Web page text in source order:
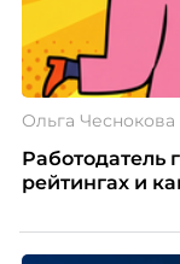
Ольга Чеснокова
Работодатель
рейтингах и